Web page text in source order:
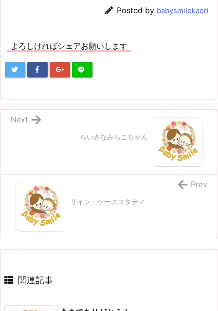
Posted by babysmilekaori
よろしければシェアお願いします
ちいさなみちこちゃん
Next
サイン・ケーススタディ
Prev
関連記事